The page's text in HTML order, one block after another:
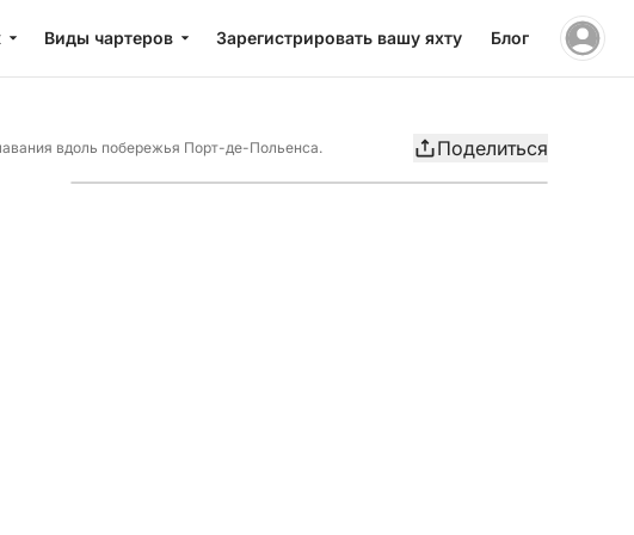
Виды чартеров Зарегистрировать вашу яхту Блог
вдоль побережья Порт-де-Польенса. Поделиться